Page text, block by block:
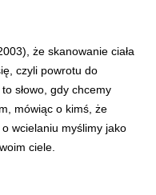
że skanowanie ciała
czyli powrotu do
słowo, gdy chcemy
mówiąc o kimś, że
o wcielaniu myślimy jako
ciele.